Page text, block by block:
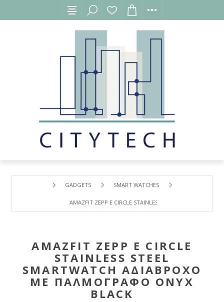
GADGETS SMART WATCHES
AMAZFIT ZEPP E CIRCLE STAINLESS STEEL
AMAZFIT ZEPP E CIRCLE
STAINLESS STEEL
SMARTWATCH ΑΔΙΆΒΡΟΧΟ
ΜΕ ΠΑΛΜΟΓΡΆΦΟ ONYX
BLACK